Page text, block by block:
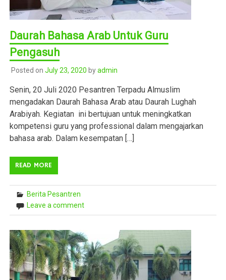
Daurah Bahasa Arab Untuk Guru
Pengasuh
Posted on July 23, 2020 byadmin
Senin, 20 Juli 2020 Pesantren Terpadu Almuslim
mengadakan Daurah Bahasa Arab atau Daurah Lughah
Arabiyah. Kegiatan ini bertujuan untuk meningkatkan
kompetensi guru yang professional dalam mengajarkan
bahasa arab. Dalam kesempatan […]
READ MORE
Berita Pesantren
Leave a comment